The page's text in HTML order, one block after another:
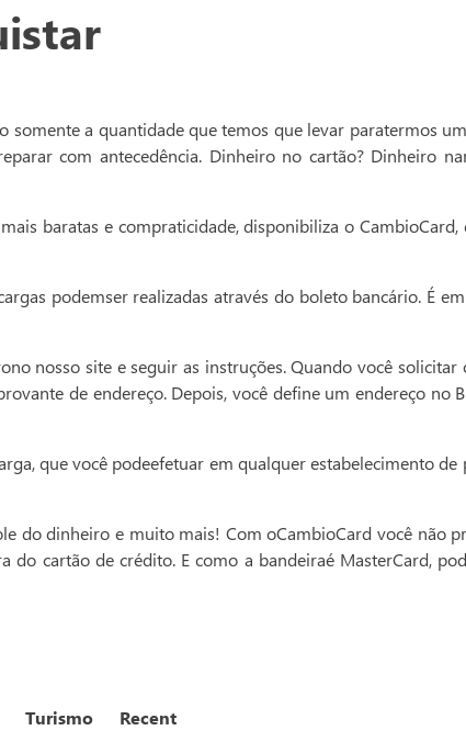
a quantidade que temos que levar paratermos
com antecedência. Dinheiro no cartão? Dinheiro
baratas e compraticidade, disponibiliza o
podemser realizadas através do boleto bancário. É
nosso site e seguir as instruções. Quando você solicitar
de endereço. Depois, você define um endereço no
que você podeefetuar em qualquer estabelecimento de
do dinheiro e muito mais! Com oCambioCard você não
cartão de crédito. E como a bandeiraé MasterCard,
Turismo Recent